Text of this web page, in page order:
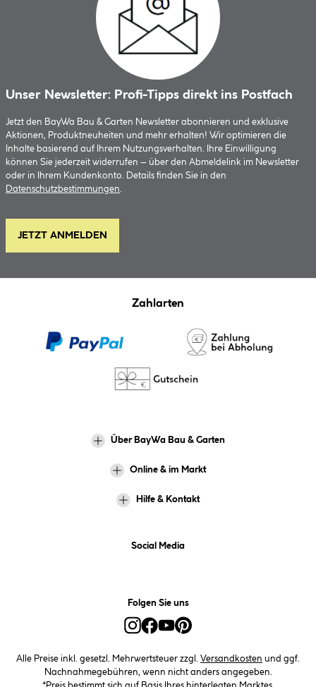
Unser Newsletter: Profi-Tipps direkt ins Postfach
Jetzt den BayWa Bau & Garten Newsletter abonnieren und exklusive
Aktionen, Produktneuheiten und mehr erhalten! Wir optimieren die
Inhalte basierend auf Ihrem Nutzungsverhalten. Ihre Einwilligung
können Sie jederzeit widerrufen – über den Abmeldelink im Newsletter
oder in Ihrem Kundenkonto. Details finden Sie in den
Datenschutzbestimmungen.
JETZT ANMELDEN
Zahlarten
Über BayWa Bau & Garten
Online & im Markt
Hilfe & Kontakt
Social Media
Folgen Sie uns
Alle Preise inkl. gesetzl. Mehrwertsteuer zzgl. Versandkosten und ggf.
Nachnahmegebühren, wenn nicht anders angegeben.